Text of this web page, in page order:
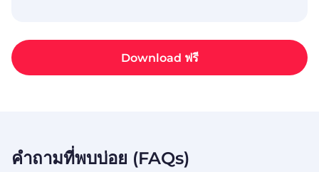
Download ฟรี
คำถามที่พบบ่อย (FAQs)